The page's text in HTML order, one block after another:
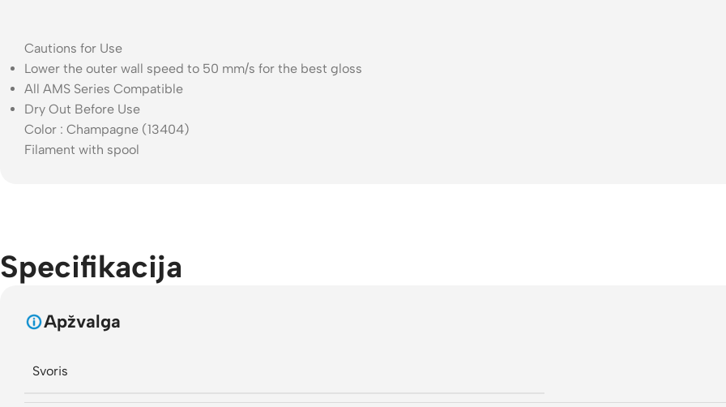
Cautions for Use
Lower the outer wall speed to 50 mm/s for the best gloss
All AMS Series Compatible
Dry Out Before Use
Color : Champagne (13404)
Filament with spool
Specifikacija
Apžvalga
Svoris